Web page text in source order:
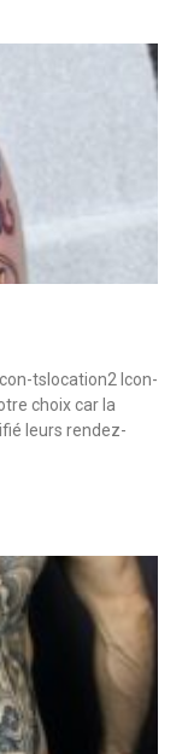
tslocation2 Icon-
choix car la
leurs rendez-